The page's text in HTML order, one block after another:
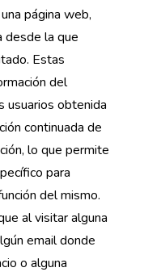
página web,
desde la que
Estas
del
usuarios obtenida
continuada de
lo que permite
para
del mismo.
al visitar alguna
email donde
o alguna